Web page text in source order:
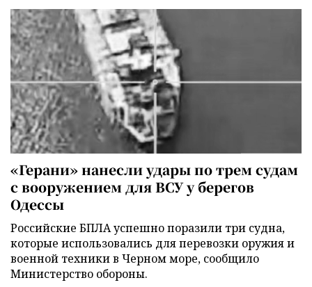
«Герани» нанесли удары по трем судам
с вооружением для ВСУ у берегов
Одессы
Российские БПЛА успешно поразили три судна,
которые использовались для перевозки оружия и
военной техники в Черном море, сообщило
Министерство обороны.